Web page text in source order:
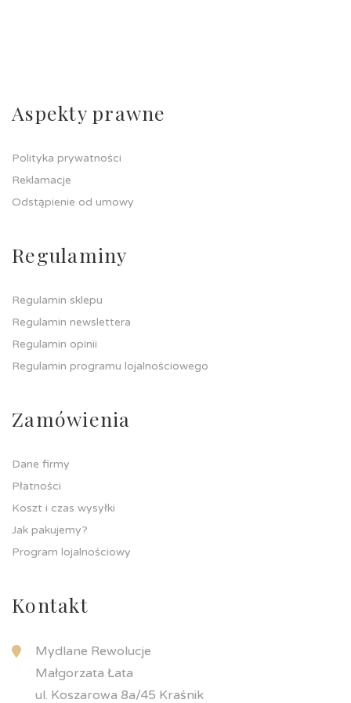
Aspekty prawne
Polityka prywatności
Reklamacje
Odstąpienie od umowy
Regulaminy
Regulamin sklepu
Regulamin newslettera
Regulamin opinii
Regulamin programu lojalnościowego
Zamówienia
Dane firmy
Płatności
Koszt i czas wysyłki
Jak pakujemy?
Program lojalnościowy
Kontakt
Mydlane Rewolucje
Małgorzata Łata
ul. Koszarowa 8a/45 Kraśnik